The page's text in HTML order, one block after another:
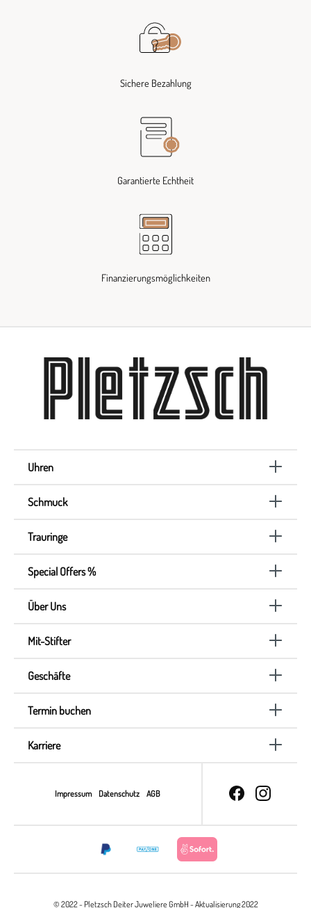
Sichere Bezahlung
Garantierte Echtheit
Finanzierungsmöglichkeiten
Uhren
Schmuck
Trauringe
Special Offers %
Über Uns
Mit-Stifter
Geschäfte
Termin buchen
Karriere
Impressum Datenschutz AGB
© 2022 - Pletzsch Deiter Juweliere GmbH - Aktualisierung 2022